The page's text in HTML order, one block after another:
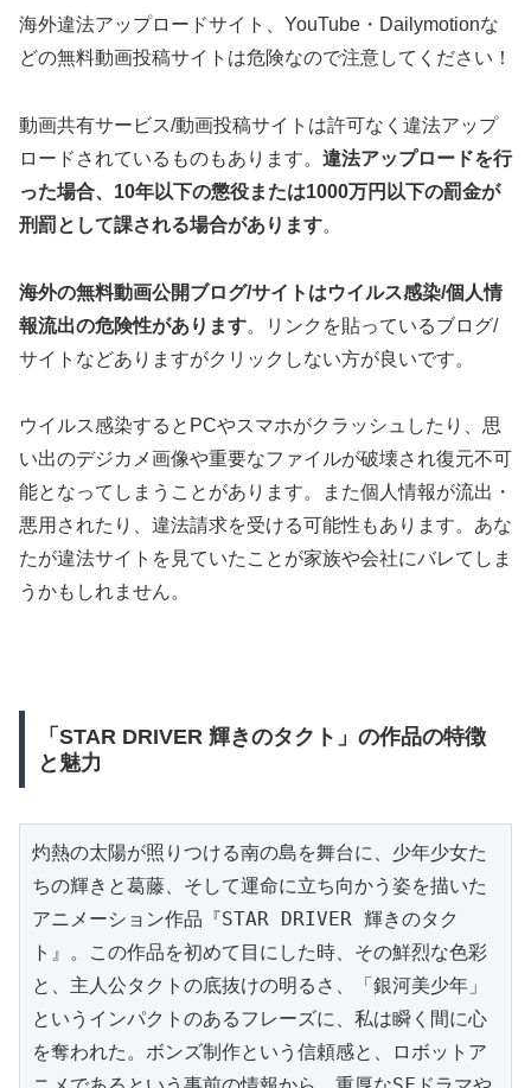
海外違法アップロードサイト、YouTube・Dailymotionな
どの無料動画投稿サイトは危険なので注意してください！
動画共有サービス/動画投稿サイトは許可なく違法アップ
ロードされているものもあります。 違法アップロードを行
った場合、10年以下の懲役または1000万円以下の罰金が
刑罰として課される場合があります。
海外の無料動画公開ブログ/サイトはウイルス感染/個人情
報流出の危険性があります。リンクを貼っているブログ/
サイトなどありますがクリックしない方が良いです。
ウイルス感染するとPCやスマホがクラッシュしたり、思
い出のデジカメ画像や重要なファイルが破壊され復元不可
能となってしまうことがあります。また個人情報が流出・
悪用されたり、違法請求を受ける可能性もあります。あな
たが違法サイトを見ていたことが家族や会社にバレてしま
うかもしれません。
「STAR DRIVER 輝きのタクト」の作品の特徴
と魅力
灼熱の太陽が照りつける南の島を舞台に、少年少女た
ちの輝きと葛藤、そして運命に立ち向かう姿を描いた
アニメーション作品『STAR DRIVER 輝きのタク
ト』。この作品を初めて目にした時、その鮮烈な色彩
と、主人公タクトの底抜けの明るさ、「銀河美少年」
というインパクトのあるフレーズに、私は瞬く間に心
を奪われた。ボンズ制作という信頼感と、ロボットア